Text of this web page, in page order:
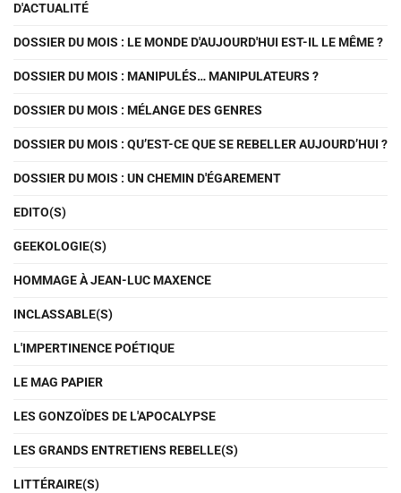
D'ACTUALITÉ
DOSSIER DU MOIS : LE MONDE D'AUJOURD'HUI EST-IL LE MÊME ?
DOSSIER DU MOIS : MANIPULÉS… MANIPULATEURS ?
DOSSIER DU MOIS : MÉLANGE DES GENRES
DOSSIER DU MOIS : QU’EST-CE QUE SE REBELLER AUJOURD’HUI ?
DOSSIER DU MOIS : UN CHEMIN D'ÉGAREMENT
EDITO(S)
GEEKOLOGIE(S)
HOMMAGE À JEAN-LUC MAXENCE
INCLASSABLE(S)
L'IMPERTINENCE POÉTIQUE
LE MAG PAPIER
LES GONZOÏDES DE L'APOCALYPSE
LES GRANDS ENTRETIENS REBELLE(S)
LITTÉRAIRE(S)